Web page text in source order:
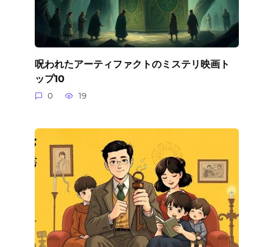
呪われたアーティファクトのミステリ映画ト
ップ10
0 19